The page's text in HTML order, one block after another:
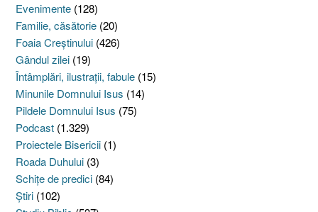
Evenimente (128)
Familie, căsătorie (20)
Foaia Creştinului (426)
Gândul zilei (19)
Întâmplări, ilustraţii, fabule (15)
Minunile Domnului Isus (14)
Pildele Domnului Isus (75)
Podcast (1.329)
Proiectele Bisericii (1)
Roada Duhului (3)
Schiţe de predici (84)
Ştiri (102)